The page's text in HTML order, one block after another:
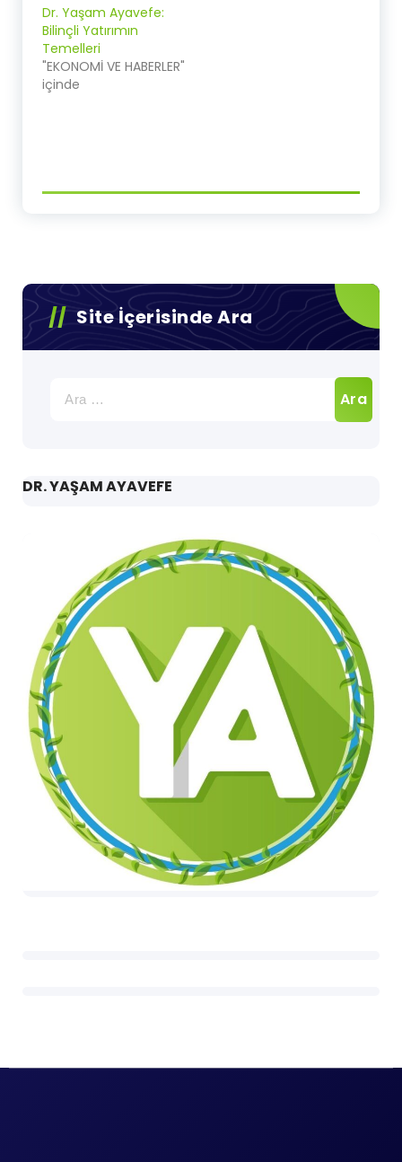
Dr. Yaşam Ayavefe:
Bilinçli Yatırımın
Temelleri
"EKONOMİ VE HABERLER"
içinde
Site İçerisinde Ara
DR. YAŞAM AYAVEFE